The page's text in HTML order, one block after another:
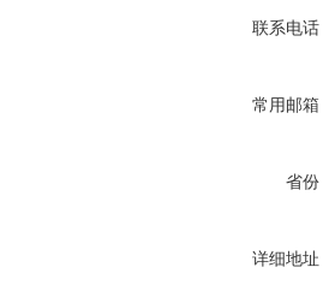
联系电话
常用邮箱
省份
详细地址